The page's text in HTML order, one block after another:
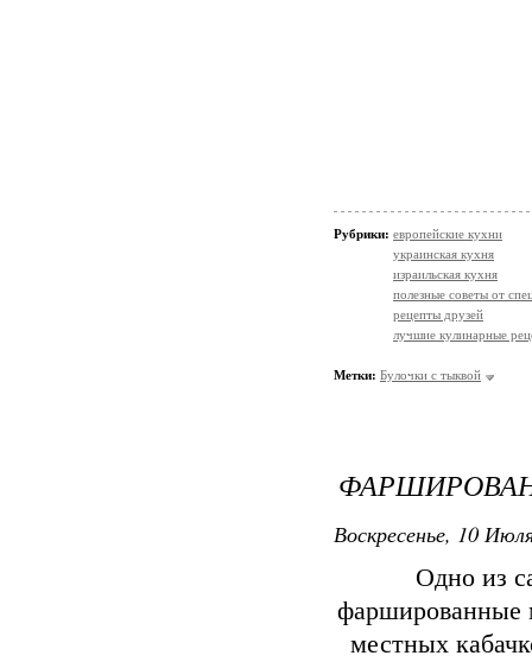
Рубрики: европейские кухни
украинская кухня
израильская кухня
полезные советы от
рецепты друзей
лучшие кулинарные
Метки: Булочки с тыквой
Воскресенье, 10
Одно из
фаршированные
местных